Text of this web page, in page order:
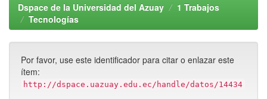
Dspace de la Universidad del Azuay
1 Trabajos
Tecnologías
Por favor, use este identificador para citar o enlazar este
ítem:
http://dspace.uazuay.edu.ec/handle/datos/14434